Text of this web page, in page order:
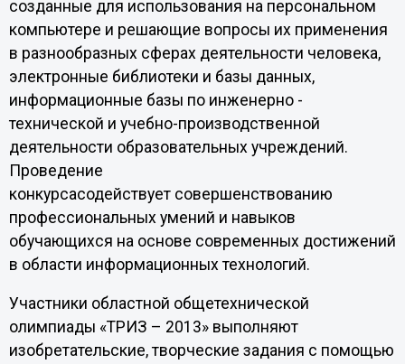
созданные для использования на персональном
компьютере и решающие вопросы их применения
в разнообразных сферах деятельности человека,
электронные библиотеки и базы данных,
информационные базы по инженерно -
технической и учебно-производственной
деятельности образовательных учреждений.
Проведение
конкурсасодействует совершенствованию
профессиональных умений и навыков
обучающихся на основе современных достижений
в области информационных технологий.
Участники областной общетехнической
олимпиады «ТРИЗ – 2013» выполняют
изобретательские, творческие задания с помощью